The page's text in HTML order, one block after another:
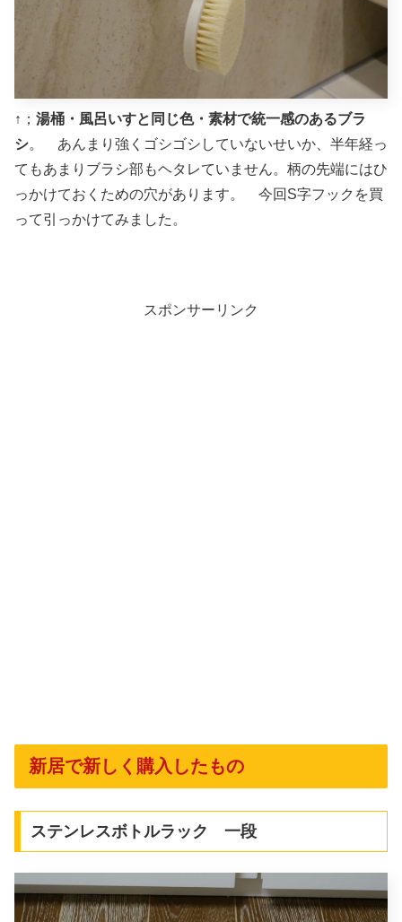
↑； 湯桶・風呂いすと同じ色・素材で統一感のあるブラ
シ。 あんまり強くゴシゴシしていないせいか、半年経っ
てもあまりブラシ部もヘタレていません。柄の先端にはひ
っかけておくための穴があります。 今回S字フックを買
って引っかけてみました。
スポンサーリンク
新居で新しく購入したもの
ステンレスボトルラック 一段